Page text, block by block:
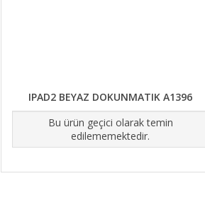
IPAD2 BEYAZ DOKUNMATIK A1396
Bu ürün geçici olarak temin
edilememektedir.